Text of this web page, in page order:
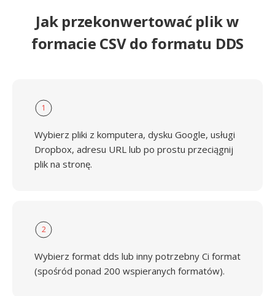
Jak przekonwertować plik w
formacie CSV do formatu DDS
1
Wybierz pliki z komputera, dysku Google, usługi
Dropbox, adresu URL lub po prostu przeciągnij
plik na stronę.
2
Wybierz format dds lub inny potrzebny Ci format
(spośród ponad 200 wspieranych formatów).